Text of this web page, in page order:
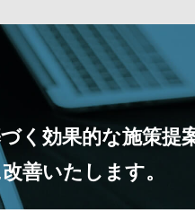
く効果的な施策提
善いたします。